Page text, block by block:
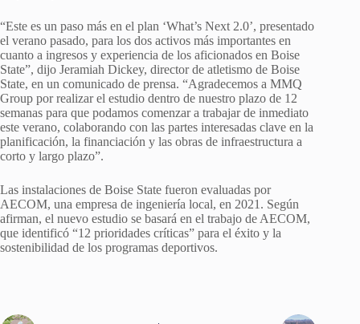
“Este es un paso más en el plan ‘What’s Next 2.0’, presentado
el verano pasado, para los dos activos más importantes en
cuanto a ingresos y experiencia de los aficionados en Boise
State”, dijo Jeramiah Dickey, director de atletismo de Boise
State, en un comunicado de prensa. “Agradecemos a MMQ
Group por realizar el estudio dentro de nuestro plazo de 12
semanas para que podamos comenzar a trabajar de inmediato
este verano, colaborando con las partes interesadas clave en la
planificación, la financiación y las obras de infraestructura a
corto y largo plazo”.
Las instalaciones de Boise State fueron evaluadas por
AECOM, una empresa de ingeniería local, en 2021. Según
afirman, el nuevo estudio se basará en el trabajo de AECOM,
que identificó “12 prioridades críticas” para el éxito y la
sostenibilidad de los programas deportivos.